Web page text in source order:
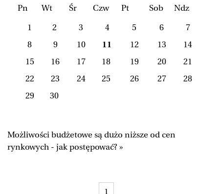
Wyborcza.biz Co jest grane24
Magazyny BIQdata
Jutronauci Osiem Dziewięć
NASZE SERWISY
Duży Format Wysokie Obcasy
Pn Wt Śr Czw Pt Sob
Ndz
1
2 3 4 5 6
7
8
9 10 11 12 13
14
15
16 17 18 19 20
21
22
23 24 25 26 27
28
29
30
Możliwości budżetowe są dużo niższe od cen
rynkowych - jak postępować? »
1